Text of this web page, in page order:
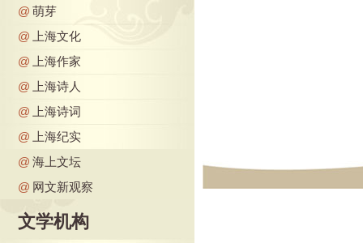
@ 萌芽
@
上海文化
@
上海作家
@
上海诗人
@
上海诗词
@
上海纪实
@ 海上文坛
@ 网文新观察
文学机构